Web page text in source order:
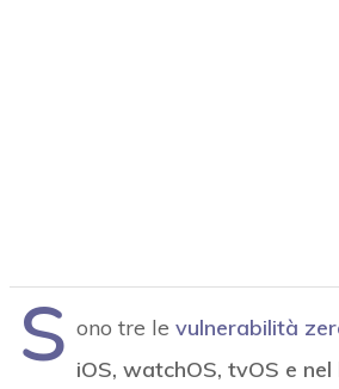
S ono tre le vulnerabilità
iOS, watchOS, tvOS e